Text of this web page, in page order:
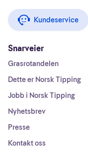
Kundeservice
Snarveier
Grasrotandelen
Dette er Norsk Tipping
Jobb i Norsk Tipping
Nyhetsbrev
Presse
Kontakt oss